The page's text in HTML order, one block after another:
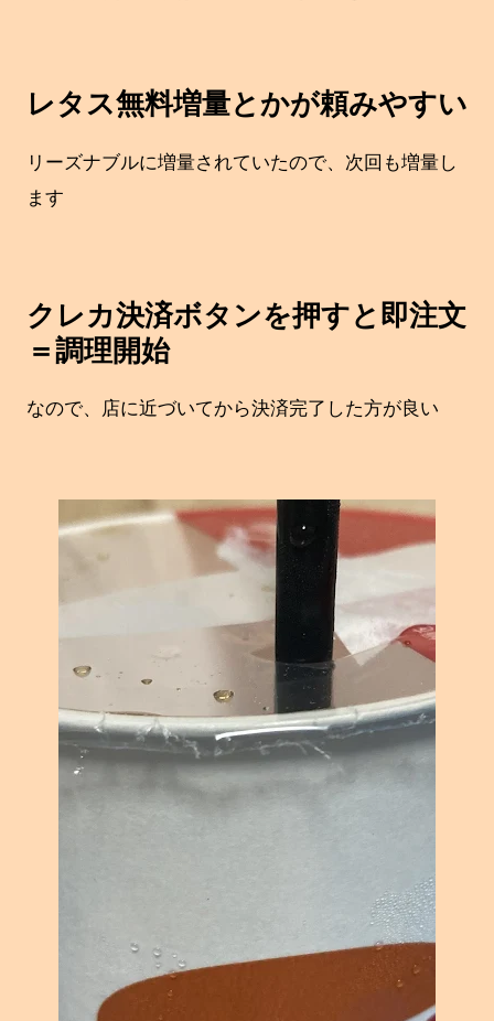
レタス無料増量とかが頼みやすい
リーズナブルに増量されていたので、次回も増量し
ます
クレカ決済ボタンを押すと即注文
＝調理開始
なので、店に近づいてから決済完了した方が良い